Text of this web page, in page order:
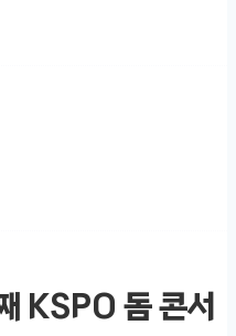
KSPO 돔 콘서